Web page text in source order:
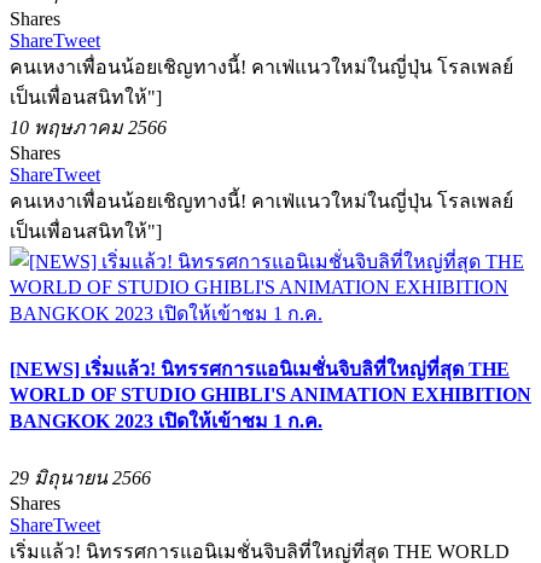
Shares
ShareTweet
คนเหงาเพื่อนน้อยเชิญทางนี้! คาเฟ่แนวใหม่ในญี่ปุ่น โรลเพลย์
เป็นเพื่อนสนิทให้"]
10 พฤษภาคม 2566
Shares
ShareTweet
คนเหงาเพื่อนน้อยเชิญทางนี้! คาเฟ่แนวใหม่ในญี่ปุ่น โรลเพลย์
เป็นเพื่อนสนิทให้"]
[NEWS] เริ่มแล้ว! นิทรรศการแอนิเมชั่นจิบลิที่ใหญ่ที่สุด THE
WORLD OF STUDIO GHIBLI'S ANIMATION EXHIBITION
BANGKOK 2023 เปิดให้เข้าชม 1 ก.ค.
29 มิถุนายน 2566
Shares
ShareTweet
เริ่มแล้ว! นิทรรศการแอนิเมชั่นจิบลิที่ใหญ่ที่สุด THE WORLD